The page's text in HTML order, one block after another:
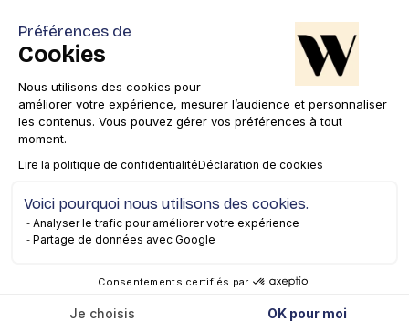
sections de votre contenu.
👉 Retrouvez tous les conseils détaillés de David
Eichholtzer, à partir de la 45 eminute de ce podcast.
des vidéos pour le référencement naturel ?
Préférences de
Cookies
Nous utilisons des cookies pour
améliorer votre expérience, mesurer l’audience et personnaliser
les contenus. Vous pouvez gérer vos préférences à tout
moment.
Lire la politique de confidentialitéDéclaration de cookies
Voici pourquoi nous utilisons des cookies.
Analyser le trafic pour améliorer votre expérience
Partage de données avec Google
Consentements certifiés par
Je choisis OK pour moi